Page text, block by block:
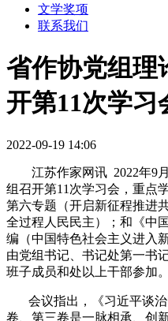
文学奖项
联系我们
省作协党组理
开第11次学习
2022-09-19 14:06
江苏作家网讯 2022年9月
组召开第11次学习会，重点
第六专题（开启新征程推进
全过程人民民主）；和《中
编（中国特色社会主义进入
由党组书记、书记处第一书
班子成员和处以上干部参加。
会议指出，《习近平谈治
卷、第三卷是一脉相承、创